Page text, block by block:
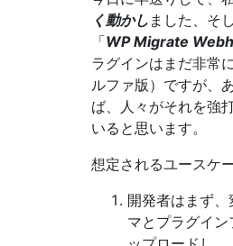
く動かし ました、そ
「WP Migrate
ラグインはまだ非常
ルファ版）ですが、
ば、人々がそれを強
いると思います。
想定されるユースケ
開発者はまず
マとプラグイ